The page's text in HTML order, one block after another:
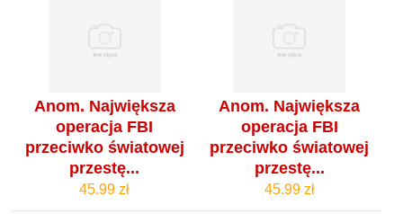
Anom. Największa
operacja FBI
przeciwko światowej
przestę...
45.99 zł
Anom. Największa
operacja FBI
przeciwko światowej
przestę...
45.99 zł